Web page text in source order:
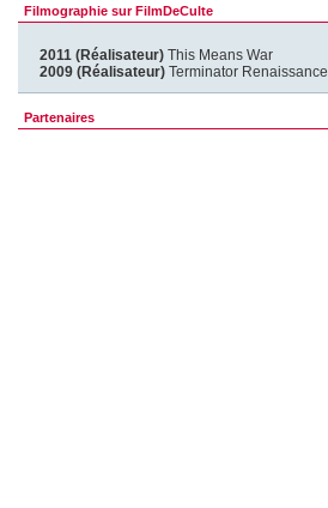
Filmographie sur FilmDeCulte
2011 (Réalisateur) This Means War
2009 (Réalisateur) Terminator Renaissance
Partenaires